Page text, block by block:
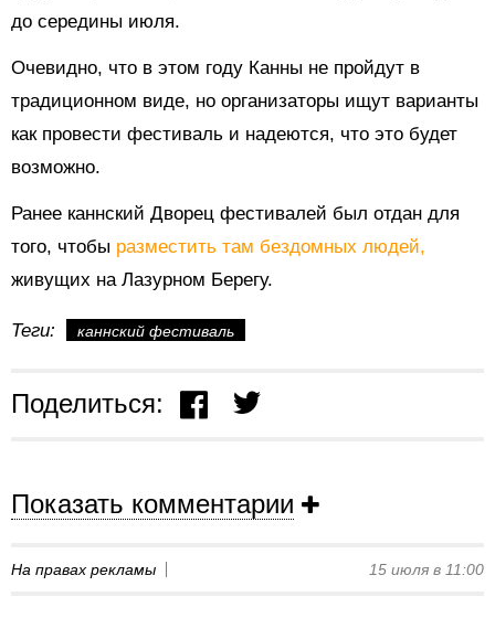
до середины июля.
Очевидно, что в этом году Канны не пройдут в
традиционном виде, но организаторы ищут варианты
как провести фестиваль и надеются, что это будет
возможно.
Ранее каннский Дворец фестивалей был отдан для
того, чтобы разместить там бездомных людей,
живущих на Лазурном Берегу.
Теги: каннский фестиваль
Поделиться:
Показать комментарии
На правах рекламы 15 июля в 11:00